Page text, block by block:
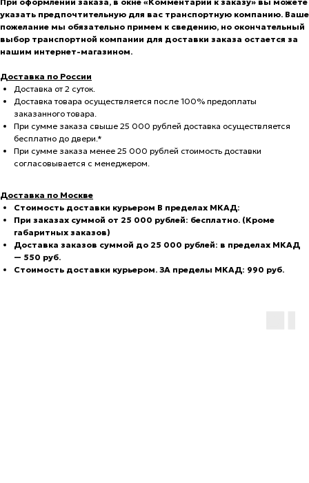
указать предпочтительную для вас транспортную компанию. Ваше
пожелание мы обязательно примем к сведению, но окончательный
выбор транспортной компании для доставки заказа остается за
нашим интернет-магазином.
Доставка по России
Доставка от 2 суток.
Доставка товара осуществляется после 100% предоплаты
заказанного товара.
При сумме заказа свыше 25 000 рублей доставка осуществляется
бесплатно до двери.*
При сумме заказа менее 25 000 рублей стоимость доставки
согласовывается с менеджером.
Доставка по Москве
Стоимость доставки курьером В пределах МКАД:
При заказах суммой от 25 000 рублей: бесплатно. (Кроме
габаритных заказов)
Доставка заказов суммой до 25 000 рублей: в пределах МКАД
— 550 руб.
Стоимость доставки курьером. ЗА пределы МКАД: 990 руб.